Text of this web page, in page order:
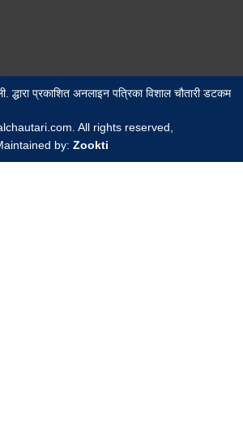
द्धारा प्रकाशित अनलाइन पत्रिका विशाल चौतारी डटकम
All rights reserved,
by: Zookti